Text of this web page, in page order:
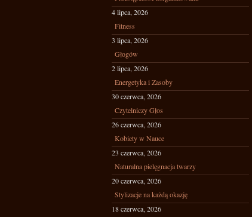
4 lipca, 2026
Fitness
3 lipca, 2026
Głogów
2 lipca, 2026
Energetyka i Zasoby
30 czerwca, 2026
Czytelniczy Głos
26 czerwca, 2026
Kobiety w Nauce
23 czerwca, 2026
Naturalna pielęgnacja twarzy
20 czerwca, 2026
Stylizacje na każdą okazję
18 czerwca, 2026